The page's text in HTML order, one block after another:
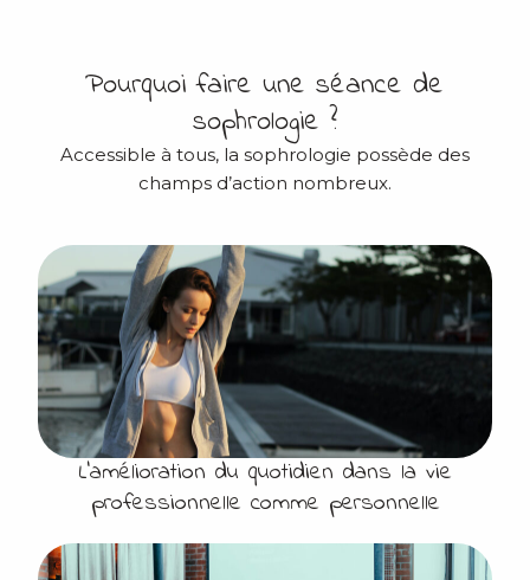
Pourquoi faire une séance de
sophrologie ?
Accessible à tous, la sophrologie possède des
champs d’action nombreux.
L’amélioration du quotidien dans la vie
professionnelle comme personnelle